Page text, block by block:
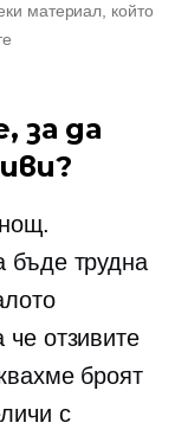
материал, който
за да
бъде трудна
отзивите
броят
с